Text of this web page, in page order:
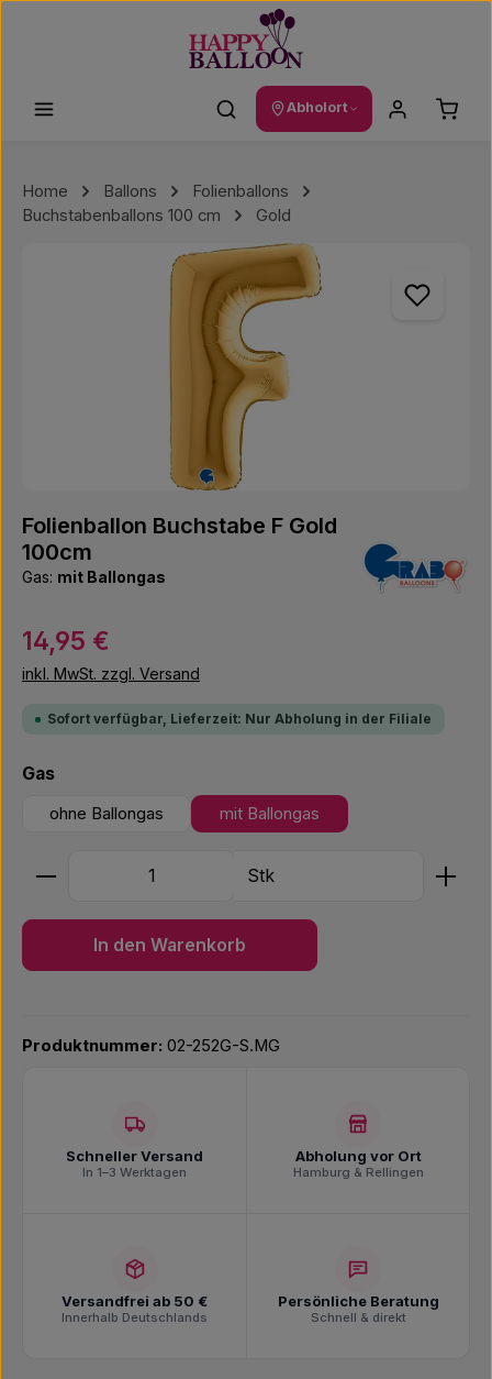
Abholort
Home Ballons
Folienballons
Buchstabenballons 100 cm
Gold
Bildergalerie überspringen
Folienballon Buchstabe F Gold
100cm
Gas: mit Ballongas
Regulärer Preis:
14,95 €
inkl. MwSt. zzgl. Versand
Sofort verfügbar, Lieferzeit: Nur Abholung in der Filiale
Gasauswählen
ohne Ballongas mit Ballongas
Produkt Anzahl: Gib den gewünschten Wert ein
Stk
In den Warenkorb
Produktnummer: 02-252G-S.MG
Schneller Versand
In 1–3 Werktagen
Abholung vor Ort
Hamburg & Rellingen
Versandfrei ab 50 €
Innerhalb Deutschlands
Persönliche Beratung
Schnell & direkt